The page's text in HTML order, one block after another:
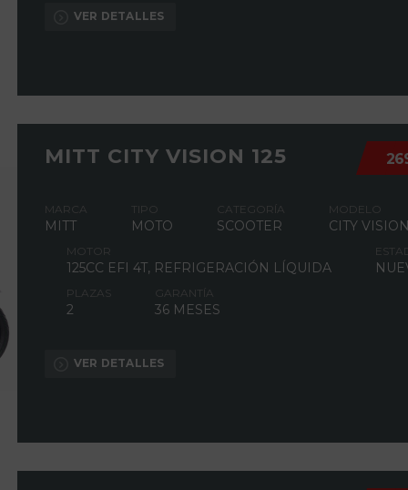
VER DETALLES
MITT CITY VISION 125
MARCA
MITT
TIPO
MOTO
CATEGORÍA
SCOOTER
MODELO
CITY VISION
MOTOR
125CC EFI 4T, REFRIGERACIÓN LÍQUIDA
PLAZAS
2
GARANTÍA
36 MESES
VER DETALLES